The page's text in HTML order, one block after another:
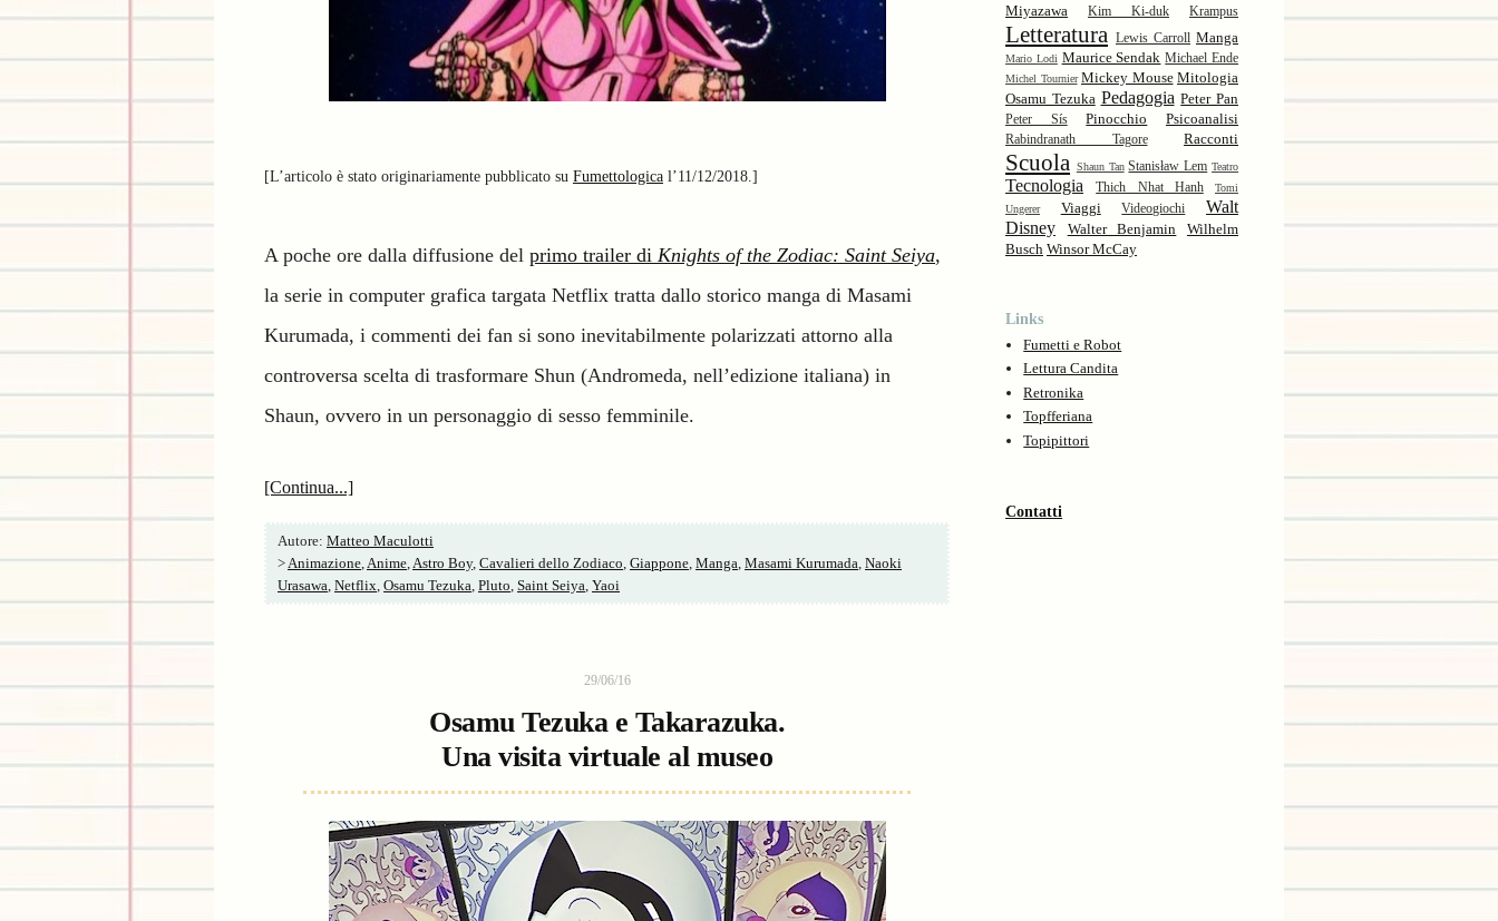
[L’articolo è stato originariamente pubblicato su Fumettologica l’11/12/2018.]
A poche ore dalla diffusione del primo trailer di Knights of the Zodiac: Saint Seiya,
la serie in computer grafica targata Netflix tratta dallo storico manga di Masami
Kurumada, i commenti dei fan si sono inevitabilmente polarizzati attorno alla
controversa scelta di trasformare Shun (Andromeda, nell’edizione italiana) in
Shaun, ovvero in un personaggio di sesso femminile.
[Continua...]
Autore: Matteo Maculotti
>Animazione,Anime,Astro Boy, Cavalieri dello Zodiaco, Giappone, Manga, Masami Kurumada, Naoki
Urasawa, Netflix, Osamu Tezuka, Pluto, Saint Seiya, Yaoi
29/06/16
Osamu Tezuka e Takarazuka.
Una visita virtuale al museo
Miyazawa
Kim Ki-duk Krampus
Letteratura Lewis Carroll Manga
Mario Lodi Maurice Sendak Michael Ende
Michel Tournier Mickey Mouse Mitologia
Osamu Tezuka Pedagogia Peter Pan
Peter Sís Pinocchio Psicoanalisi
Rabindranath Tagore Racconti
Scuola Shaun Tan Stanisław Lem Teatro
Tecnologia Thich Nhat Hanh
Tomi
Ungerer
Viaggi Videogiochi
Walt
Disney
Walter Benjamin
Wilhelm
Busch Winsor McCay
Links
Fumetti e Robot
Lettura Candita
Retronika
Topfferiana
Topipittori
Contatti